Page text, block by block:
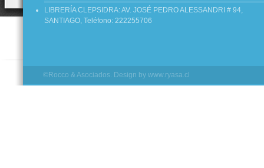
LIBRERÍA CLEPSIDRA: AV. JOSÉ PEDRO ALESSANDRI # 94,
SANTIAGO, Teléfono: 222255706
©Rocco & Asociados. Design by www.ryasa.cl